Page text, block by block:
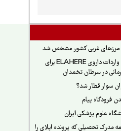
مرزهای غربی کشور مشخص شد
کمک به تأمین مالی یا واردات داروی ELAHERE برای
در سرطان تخمدان
سوار قطار شد؟
فرودگاه پیام
علوم پزشکی ایران
مدرک تحصیلی که پرونده اپلای را